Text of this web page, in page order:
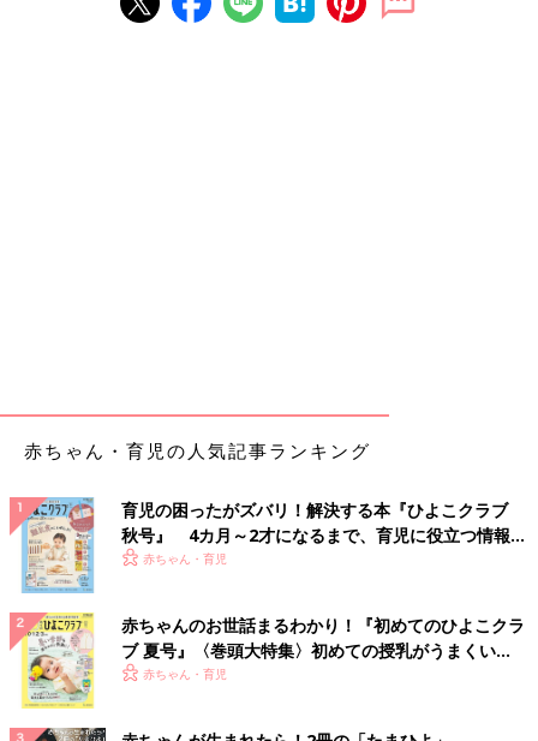
赤ちゃん・育児の人気記事ランキング
育児の困ったがズバリ！解決する本『ひよこクラブ
秋号』 4カ月～2才になるまで、育児に役立つ情報が
いっぱい！
赤ちゃん・育児
赤ちゃんのお世話まるわかり！『初めてのひよこクラ
ブ 夏号』〈巻頭大特集〉初めての授乳がうまくい
く！ おっぱい・ミルクの基本と夏のトラブル 解決テ
赤ちゃん・育児